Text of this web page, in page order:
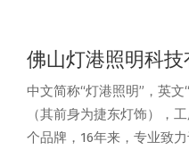
佛山灯港照明科技
中文简称“灯港照明”，英
（其前身为捷东灯饰），
个品牌，16年来，专业致